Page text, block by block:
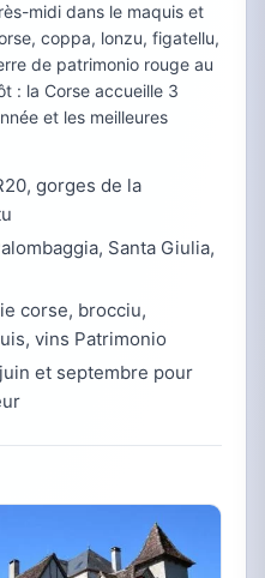
midi dans le maquis et
coppa, lonzu, figatellu,
de patrimonio rouge au
: la Corse accueille 3
et les meilleures
gorges de la
Santa Giulia,
corse, brocciu,
vins Patrimonio
et septembre pour